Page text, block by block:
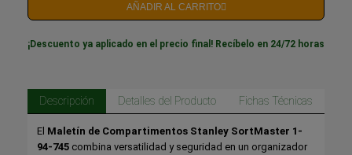
AÑADIR AL CARRITO
¡Descuento ya aplicado en el precio final! Recíbelo en 24/72 horas
Descripción Detalles del Producto Fichas Técnicas
El Maletín de Compartimentos Stanley SortMaster 1-
94-745 combina versatilidad y seguridad en un organizador